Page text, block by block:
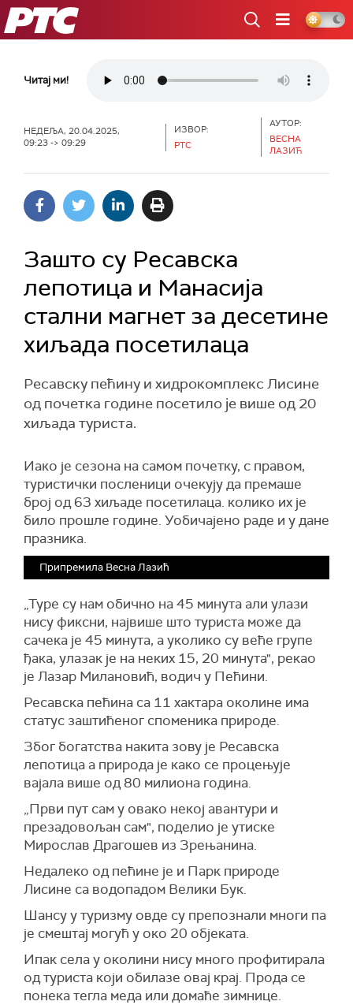
РТС
Читај ми!
НЕДЕЉА, 20.04.2025,
09:23 -> 09:29
ИЗВОР:
РТС
АУТОР:
ВЕСНА
ЛАЗИЋ
Зашто су Ресавска
лепотица и Манасија
стални магнет за десетине
хиљада посетилаца
Ресавску пећину и хидрокомплекс Лисине
од почетка године посетило је више од 20
хиљада туриста.
Иако је сезона на самом почетку, с правом,
туристички посленици очекују да премаше
број од 63 хиљаде посетилаца. колико их је
било прошле године. Уобичајено раде и у дане
празника.
Припремила Весна Лазић
„Туре су нам обично на 45 минута али улази
нису фиксни, највише што туриста може да
сачека је 45 минута, а уколико су веће групе
ђака, улазак је на неких 15, 20 минута", рекао
је Лазар Милановић, водич у Пећини.
Ресавска пећина са 11 хактара околине има
статус заштићеног споменика природе.
Због богатства накита зову је Ресавска
лепотица а природа је како се процењује
вајала више од 80 милиона година.
„Први пут сам у овако некој авантури и
презадовољан сам", поделио је утиске
Мирослав Драгошев из Зрењанина.
Недалеко од пећине је и Парк природе
Лисине са водопадом Велики Бук.
Шансу у туризму овде су препознали многи па
је смештај могућ у око 20 објеката.
Ипак села у околини нису много профитирала
од туриста који обилазе овај крај. Прода се
понека тегла меда или домаће зимнице.